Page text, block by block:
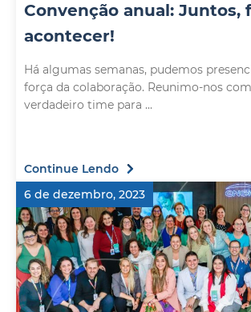
Convenção anual: Juntos,
acontecer!
Há algumas semanas, pudemos
força da colaboração. Reunimo-nos
verdadeiro time para ...
Continue Lendo
6 de dezembro, 2023